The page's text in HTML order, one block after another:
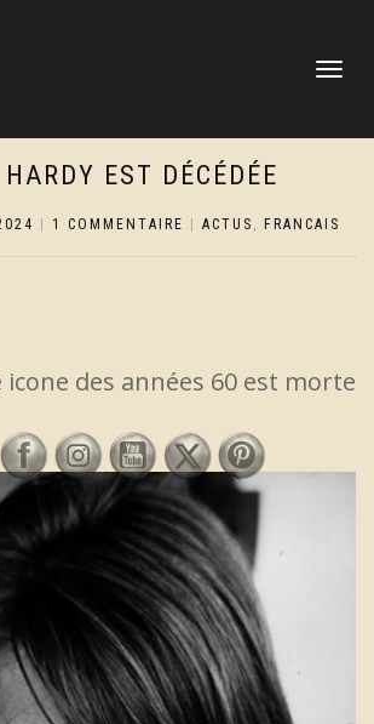
DÉPLIER
EST DÉCÉDÉE
1 COMMENTAIRE ACTUS , FRANCAIS
icone des années 60 est morte